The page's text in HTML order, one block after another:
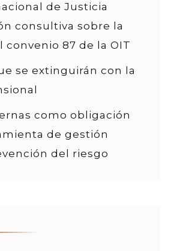
de Justicia
consultiva sobre la
convenio 87 de la OIT
se extinguirán con la
como obligación
de gestión
del riesgo